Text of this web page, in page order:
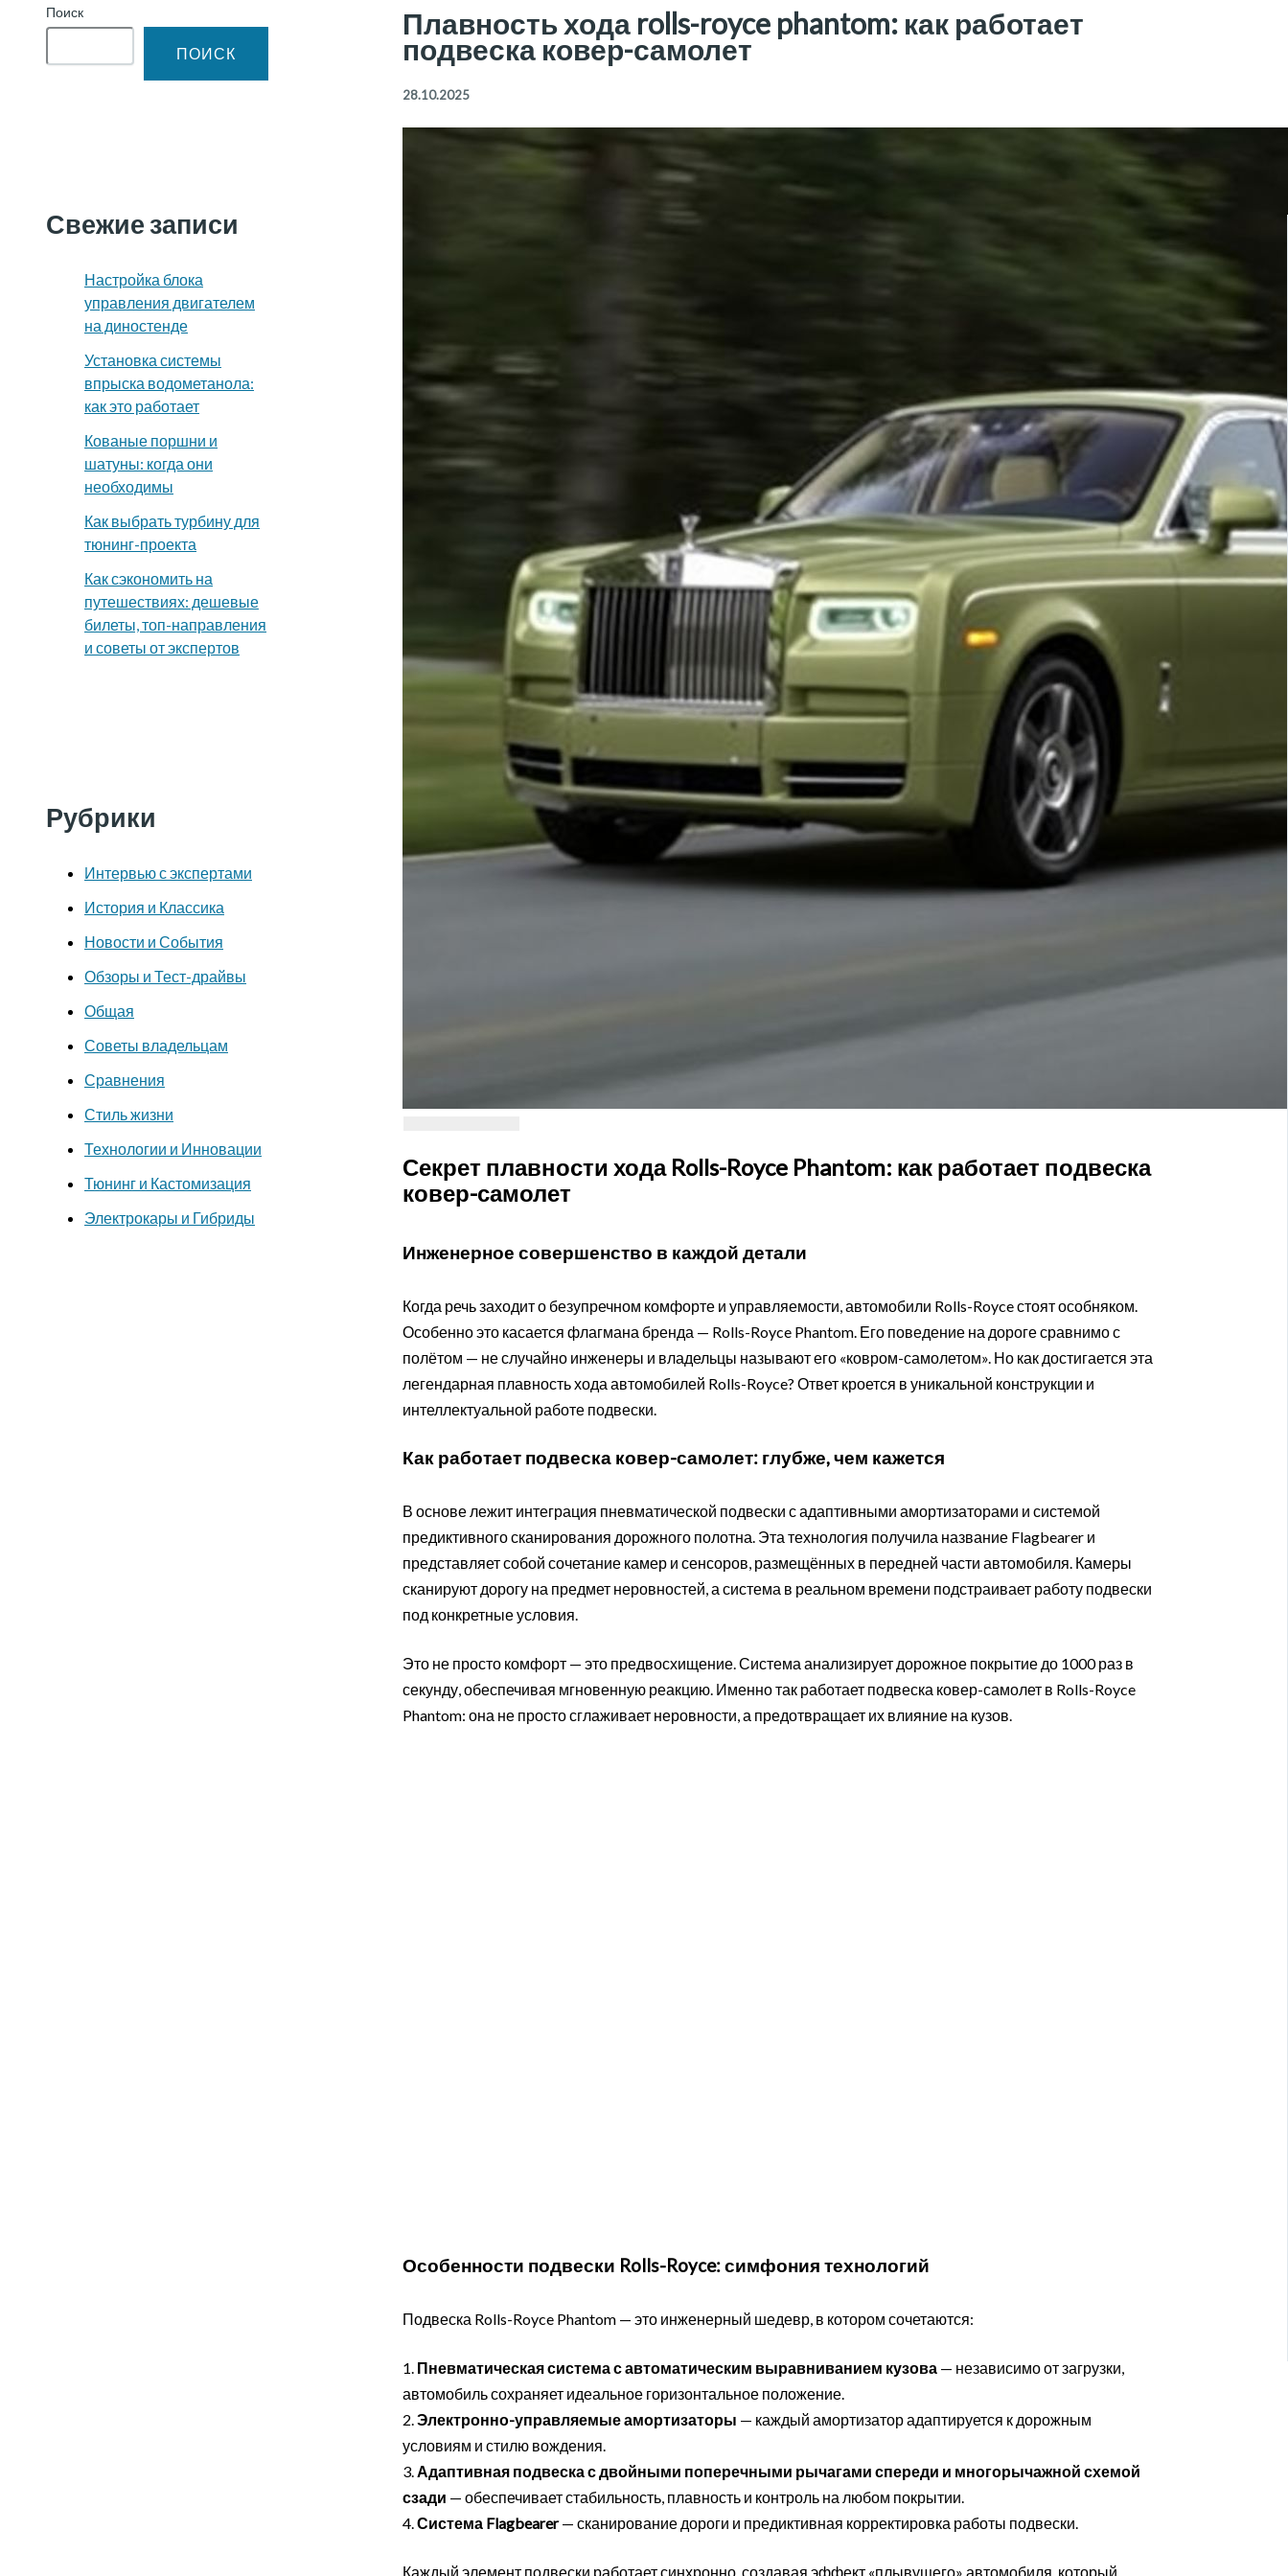
Поиск
ПОИСК
Свежие записи
Настройка блока
управления двигателем
на диностенде
Установка системы
впрыска водометанола:
как это работает
Кованые поршни и
шатуны: когда они
необходимы
Как выбрать турбину для
тюнинг-проекта
Как сэкономить на
путешествиях: дешевые
билеты, топ-направления
и советы от экспертов
Рубрики
Интервью с экспертами
История и Классика
Новости и События
Обзоры и Тест-драйвы
Общая
Советы владельцам
Сравнения
Стиль жизни
Технологии и Инновации
Тюнинг и Кастомизация
Электрокары и Гибриды
Плавность хода rolls-royce phantom: как работает
подвеска ковер-самолет
28.10.2025
Секрет плавности хода Rolls-Royce Phantom: как работает подвеска
ковер-самолет
Инженерное совершенство в каждой детали
Когда речь заходит о безупречном комфорте и управляемости, автомобили Rolls-Royce стоят особняком.
Особенно это касается флагмана бренда — Rolls-Royce Phantom. Его поведение на дороге сравнимо с
полётом — не случайно инженеры и владельцы называют его «ковром-самолетом». Но как достигается эта
легендарная плавность хода автомобилей Rolls-Royce? Ответ кроется в уникальной конструкции и
интеллектуальной работе подвески.
Как работает подвеска ковер-самолет: глубже, чем кажется
В основе лежит интеграция пневматической подвески с адаптивными амортизаторами и системой
предиктивного сканирования дорожного полотна. Эта технология получила название Flagbearer и
представляет собой сочетание камер и сенсоров, размещённых в передней части автомобиля. Камеры
сканируют дорогу на предмет неровностей, а система в реальном времени подстраивает работу подвески
под конкретные условия.
Это не просто комфорт — это предвосхищение. Система анализирует дорожное покрытие до 1000 раз в
секунду, обеспечивая мгновенную реакцию. Именно так работает подвеска ковер-самолет в Rolls-Royce
Phantom: она не просто сглаживает неровности, а предотвращает их влияние на кузов.
Особенности подвески Rolls-Royce: симфония технологий
Подвеска Rolls-Royce Phantom — это инженерный шедевр, в котором сочетаются:
1. Пневматическая система с автоматическим выравниванием кузова — независимо от загрузки,
автомобиль сохраняет идеальное горизонтальное положение.
2.Электронно-управляемые амортизаторы — каждый амортизатор адаптируется к дорожным
условиям и стилю вождения.
3.Адаптивная подвеска с двойными поперечными рычагами спереди и многорычажной схемой
сзади — обеспечивает стабильность, плавность и контроль на любом покрытии.
4.Система Flagbearer— сканирование дороги и предиктивная корректировка работы подвески.
Каждый элемент подвески работает синхронно, создавая эффект «плывущего» автомобиля, который